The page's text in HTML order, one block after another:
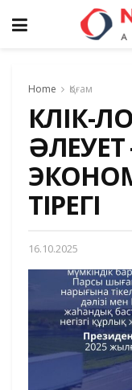
Home Қоғам
КӨЛІК-
ТІРЕГІ
16.10.2025